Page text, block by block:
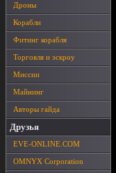
Дроны
Корабли
Фитинг корабля
Торговля и эскроу
Миссии
Майнинг
Авторы гайда
Друзья
EVE-ONLINE.COM
OMNYX Corporation